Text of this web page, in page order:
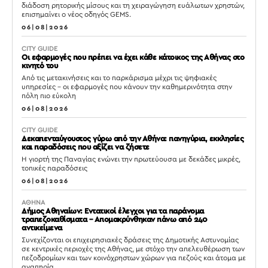
διάδοση ρητορικής μίσους και τη χειραγώγηση ευάλωτων χρηστών,
επισημαίνει ο νέος οδηγός GEMS.
06|08|2026
CITY GUIDE
Οι εφαρμογές που πρέπει να έχει κάθε κάτοικος της Αθήνας στο
κινητό του
Από τις μετακινήσεις και το παρκάρισμα μέχρι τις ψηφιακές
υπηρεσίες – οι εφαρμογές που κάνουν την καθημερινότητα στην
πόλη πιο εύκολη
06|08|2026
CITY GUIDE
Δεκαπενταύγουστος γύρω από την Αθήνα: πανηγύρια, εκκλησίες
και παραδόσεις που αξίζει να ζήσετε
Η γιορτή της Παναγίας ενώνει την πρωτεύουσα με δεκάδες μικρές,
τοπικές παραδόσεις
06|08|2026
ΑΘΗΝΑ
Δήμος Αθηναίων: Εντατικοί έλεγχοι για τα παράνομα
τραπεζοκαθίσματα – Απομακρύνθηκαν πάνω από 240
αντικείμενα
Συνεχίζονται οι επιχειρησιακές δράσεις της Δημοτικής Αστυνομίας
σε κεντρικές περιοχές της Αθήνας, με στόχο την απελευθέρωση των
πεζοδρομίων και των κοινόχρηστων χώρων για πεζούς και άτομα με